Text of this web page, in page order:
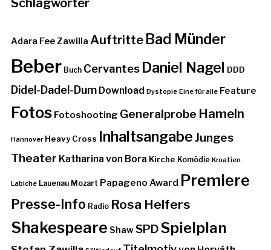
Schlagwörter
Adara Fee Zawilla Auftritte Bad Münder
Beber Buch Cervantes Daniel Nagel DDD
Didel-Dadel-Dum Download Dystopie Eine für alle Feature
Fotos Fotoshooting Generalprobe Hameln
Hannover Heavy Cross InhaltsangabeJunges
Theater Katharina von Bora Kirche Komödie Kroatien
Labiche Lauenau Mozart Papageno Award Premiere
Presse-Info Radio Rosa Helfers
Shakespeare ShawSPDSpielplan